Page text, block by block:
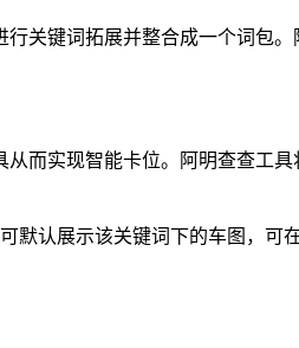
关键词拓展并整合成一个词包
而实现智能卡位。阿明查查工
默认展示该关键词下的车图，